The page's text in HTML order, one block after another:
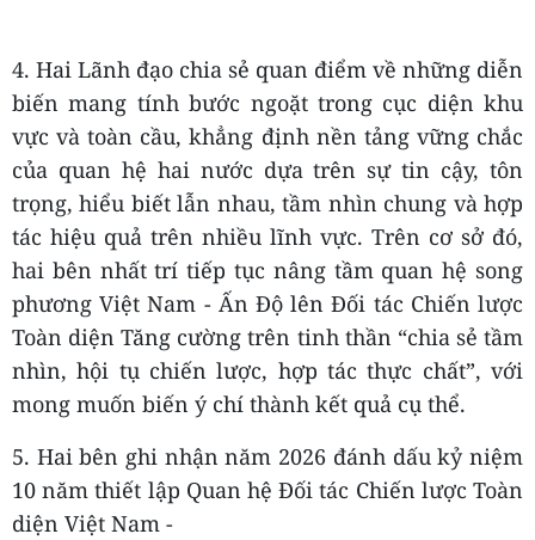
4. Hai Lãnh đạo chia sẻ quan điểm về những diễn
biến mang tính bước ngoặt trong cục diện khu
vực và toàn cầu, khẳng định nền tảng vững chắc
của quan hệ hai nước dựa trên sự tin cậy, tôn
trọng, hiểu biết lẫn nhau, tầm nhìn chung và hợp
tác hiệu quả trên nhiều lĩnh vực. Trên cơ sở đó,
hai bên nhất trí tiếp tục nâng tầm quan hệ song
phương Việt Nam - Ấn Độ lên Đối tác Chiến lược
Toàn diện Tăng cường trên tinh thần “chia sẻ tầm
nhìn, hội tụ chiến lược, hợp tác thực chất”, với
mong muốn biến ý chí thành kết quả cụ thể.
5. Hai bên ghi nhận năm 2026 đánh dấu kỷ niệm
10 năm thiết lập Quan hệ Đối tác Chiến lược Toàn
diện Việt Nam -